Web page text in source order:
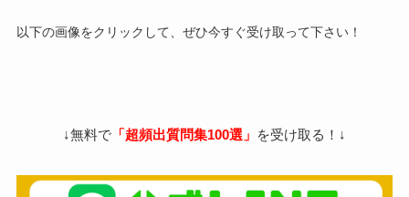
以下の画像をクリックして、ぜひ今すぐ受け取って下さい！
↓無料で 「超頻出質問集100選」 を受け取る！↓